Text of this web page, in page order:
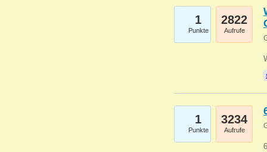
1
Punkte
2822
Aufrufe
1
Punkte
3234
Aufrufe